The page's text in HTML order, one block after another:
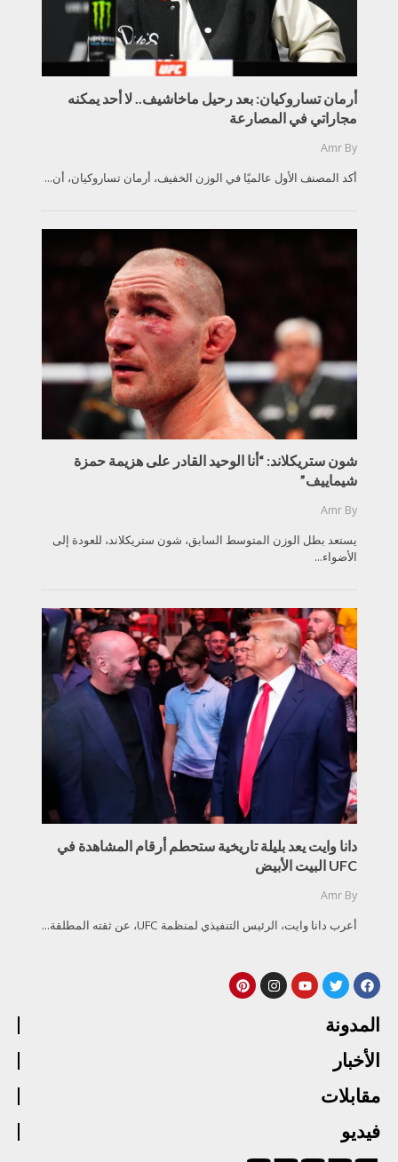
أرمان تساروكيان: بعد رحيل ماخاشيف.. لا أحد يمكنه
مجاراتي في المصارعة
By
Amr
أكد المصنف الأول عالميًا في الوزن الخفيف، أرمان تساروكيان، أن...
شون ستريكلاند: “أنا الوحيد القادر على هزيمة حمزة
شيماييف”
By
Amr
يستعد بطل الوزن المتوسط السابق، شون ستريكلاند، للعودة إلى
الأضواء...
دانا وايت يعد بليلة تاريخية ستحطم أرقام المشاهدة في
UFC البيت الأبيض
By
Amr
أعرب دانا وايت، الرئيس التنفيذي لمنظمة UFC، عن ثقته المطلقة...
المدونة
الأخبار
مقابلات
فيديو